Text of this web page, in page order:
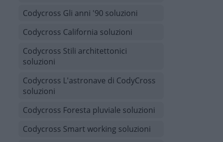
Codycross Gli anni '90 soluzioni
Codycross California soluzioni
Codycross Stili architettonici
soluzioni
Codycross L'astronave di CodyCross
soluzioni
Codycross Foresta pluviale soluzioni
Codycross Smart working soluzioni